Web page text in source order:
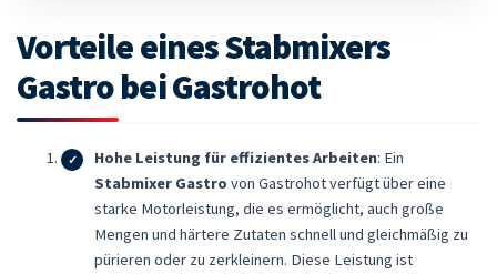
Vorteile eines Stabmixers
Gastro bei Gastrohot
Hohe Leistung für effizientes Arbeiten: Ein
Stabmixer Gastro von Gastrohot verfügt über eine
starke Motorleistung, die es ermöglicht, auch große
Mengen und härtere Zutaten schnell und gleichmäßig zu
pürieren oder zu zerkleinern. Diese Leistung ist